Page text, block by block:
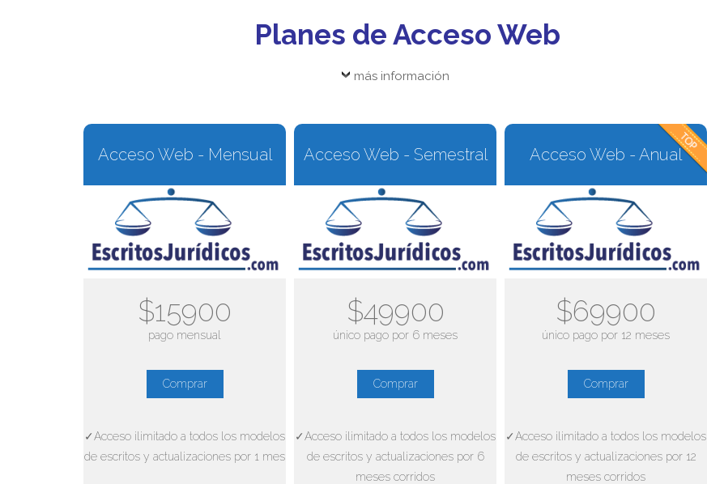
Planes de Acceso Web
más información
Acceso Web - Mensual
$15900
pago mensual
Comprar
✓Acceso ilimitado a todos los modelos
de escritos y actualizaciones por 1 mes
Acceso Web - Semestral
$49900
único pago por 6 meses
Comprar
✓Acceso ilimitado a todos los modelos
de escritos y actualizaciones por 6
meses corridos
Acceso Web - Anual
$69900
único pago por 12 meses
Comprar
✓Acceso ilimitado a todos los modelos
de escritos y actualizaciones por 12
meses corridos